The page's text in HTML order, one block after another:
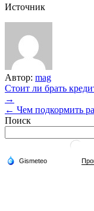
Источник
Автор: mag
Навигация
по
записям
Стоит ли брать
→
← Чем подкормить
Поиск